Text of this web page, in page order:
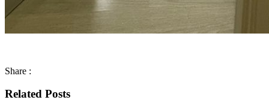
Share :
Related Posts